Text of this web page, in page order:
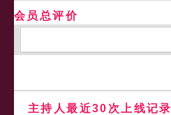
会员总评价
主持人最近30次上线记录